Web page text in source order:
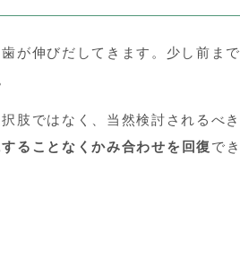
が伸びだしてきます。少し前まで
肢ではなく、当然検討されるべき
ることなくかみ合わせを回復 でき